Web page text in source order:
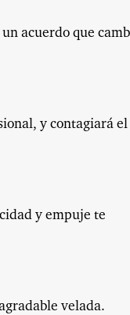
acuerdo que
y contagiará el
y empuje te
velada.